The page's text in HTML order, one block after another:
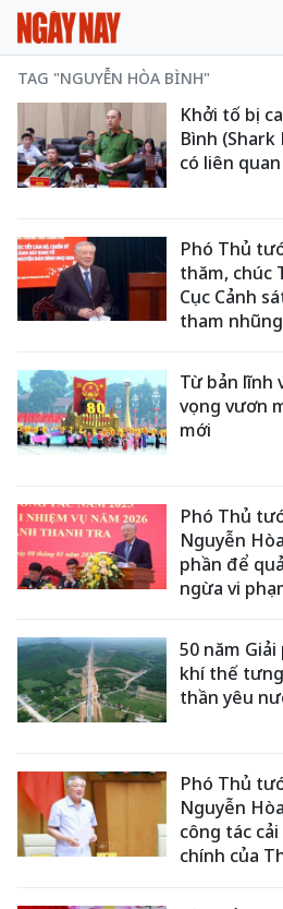
TAG "NGUYỄN HÒA BÌNH"
Khởi tố bị
Bình
có liên
Phó Thủ
thăm, chúc
Cục Cảnh
tham
Từ bản lĩnh
vọng vươn
mới
Phó Thủ
Nguyễn
phần để
ngừa vi
50 năm
khí thế
thần yêu
Phó Thủ
Nguyễn
công tác
chính của